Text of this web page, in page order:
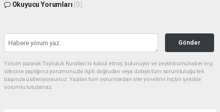
Okuyucu Yorumları (0)
Gönder
Yorum yazarak Topluluk Kuralları’nı kabul etmiş bulunuyor ve zeytinburnuhaber.org
sitesine yaptığınız yorumunuzla ilgili doğrudan veya dolaylı tüm sorumluluğu tek
başınıza üstleniyorsunuz. Yazılan tüm yorumlardan site yönetimi hiçbir şekilde
sorumlu tutulamaz.